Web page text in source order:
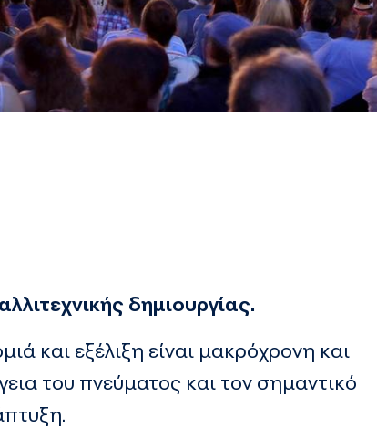
δημιουργίας.
και εξέλιξη είναι μακρόχρονη και
του πνεύματος και τον σημαντικό